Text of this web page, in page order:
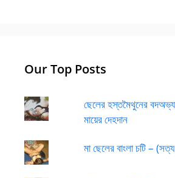
Our Top Posts
ছেলের হস্তমৈথুনের
মায়ের দেহদান
মা ছেলের বাংলা চটি – (সত্য